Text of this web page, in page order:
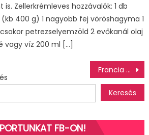
Zellerkrémleves hozzávalók: 1 db
400 g) 1 nagyobb fej vöröshagyma 1
petrezselyemzöld 2 evőkanál olaj
vagy víz 200 ml […]
Francia hagymaleves
Keresés
FB-ON!